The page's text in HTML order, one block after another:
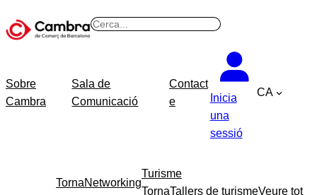
al
B
Sobre
Cambra
Sala de
Comunicació
Contact
e
Inicia
una
sessió
CA
TornaNetworking
Turisme
TornaTallers de turismeVeure tot